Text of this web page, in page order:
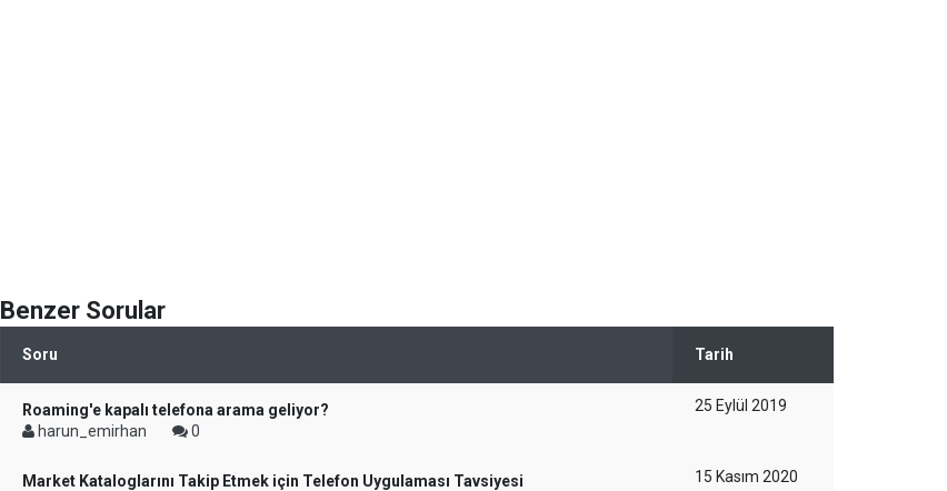
Benzer Sorular
Soru Tarih
Roaming'e kapalı telefona arama geliyor?
harun_emirhan
0
25 Eylül 2019
Market Kataloglarını Takip Etmek için Telefon Uygulaması Tavsiyesi
15 Kasım 2020